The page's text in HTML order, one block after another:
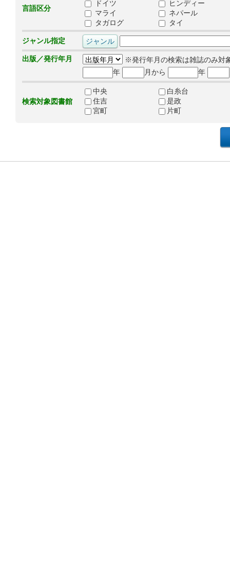
言語区分
ドイツ
ヒンディー
マライ
ネパール
タガログ
タイ
ジャンル指定
出版／発行年月
※発行年月の検索は雑誌のみ対
年
月から 年
検索対象図書館
中央
白糸台
住吉
是政
宮町
片町